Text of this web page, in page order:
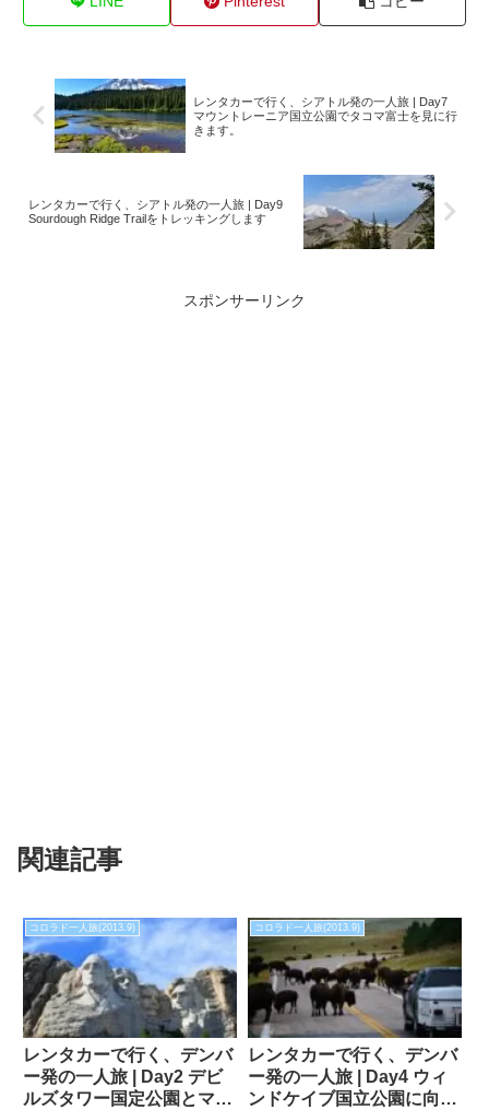
レンタカーで行く、シアトル発の一人旅 | Day7
マウントレーニア国立公園でタコマ富士を見に行
きます。
レンタカーで行く、シアトル発の一人旅 | Day9
Sourdough Ridge Trailをトレッキングします
スポンサーリンク
関連記事
コロラド一人旅(2013.9)
レンタカーで行く、デンバ
ー発の一人旅 | Day2 デビ
ルズタワー国定公園とマウ
コロラド一人旅(2013.9)
レンタカーで行く、デンバ
ー発の一人旅 | Day4 ウィ
ンドケイブ国立公園に向か